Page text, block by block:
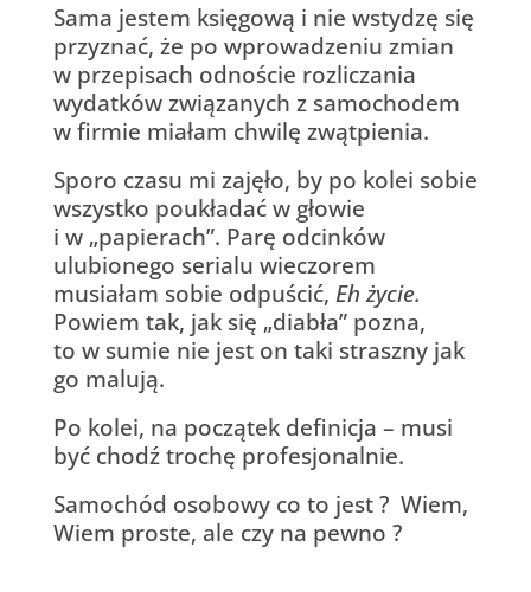
Sama jestem księgową i nie wstydzę się
przyznać, że po wprowadzeniu zmian
w przepisach odnoście rozliczania
wydatków związanych z samochodem
w firmie miałam chwilę zwątpienia.
Sporo czasu mi zajęło, by po kolei sobie
wszystko poukładać w głowie
i w „papierach”. Parę odcinków
ulubionego serialu wieczorem
musiałam sobie odpuścić, Eh życie.
Powiem tak, jak się „diabła” pozna,
to w sumie nie jest on taki straszny jak
go malują.
Po kolei, na początek definicja – musi
być chodź trochę profesjonalnie.
Samochód osobowy co to jest ? Wiem,
Wiem proste, ale czy na pewno ?